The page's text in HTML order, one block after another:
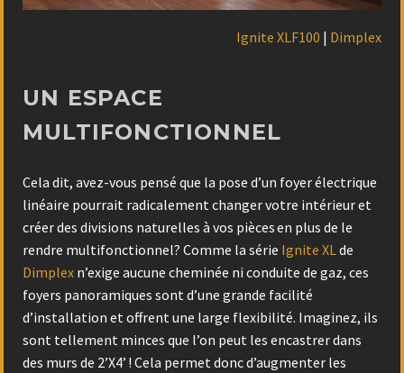
Ignite XLF100 | Dimplex
UN ESPACE
MULTIFONCTIONNEL
Cela dit, avez-vous pensé que la pose d’un foyer électrique
linéaire pourrait radicalement changer votre intérieur et
créer des divisions naturelles à vos pièces en plus de le
rendre multifonctionnel? Comme la série Ignite XLde
Dimplex n’exige aucune cheminée ni conduite de gaz, ces
foyers panoramiques sont d’une grande facilité
d’installation et offrent une large flexibilité. Imaginez, ils
sont tellement minces que l’on peut les encastrer dans
des murs de 2’X4’ ! Cela permet donc d’augmenter les